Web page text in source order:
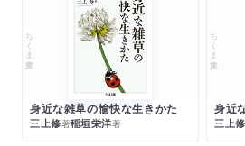
ちくま文庫
身近な雑草の愉快な生きかた
三上修著稲垣栄洋著
ちくま文庫
身近
三上修